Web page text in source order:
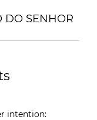
DO SENHOR
intention: